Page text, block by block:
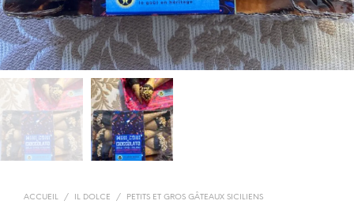
ACCUEIL / IL DOLCE / PETITS ET GROS GÂTEAUX SICILIENS